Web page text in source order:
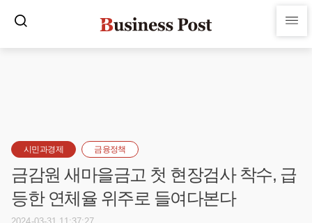
시민과경제 금융정책
금감원 새마을금고 첫 현장검사 착수, 급
등한 연체율 위주로 들여다본다